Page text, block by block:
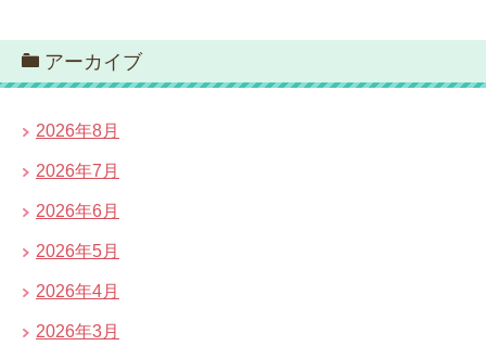
アーカイブ
2026年8月
2026年7月
2026年6月
2026年5月
2026年4月
2026年3月